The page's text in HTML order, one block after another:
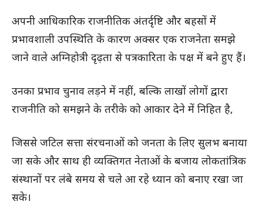
अपनी आधिकारिक राजनीतिक अंतर्दृष्टि और बहसों में
प्रभावशाली उपस्थिति के कारण अक्सर एक राजनेता समझे
जाने वाले अग्निहोत्री दृढ़ता से पत्रकारिता के पक्ष में बने हुए हैं।
उनका प्रभाव चुनाव लड़ने में नहीं, बल्कि लाखों लोगों द्वारा
राजनीति को समझने के तरीके को आकार देने में निहित है,
जिससे जटिल सत्ता संरचनाओं को जनता के लिए सुलभ बनाया
जा सके और साथ ही व्यक्तिगत नेताओं के बजाय लोकतांत्रिक
संस्थानों पर लंबे समय से चले आ रहे ध्यान को बनाए रखा जा